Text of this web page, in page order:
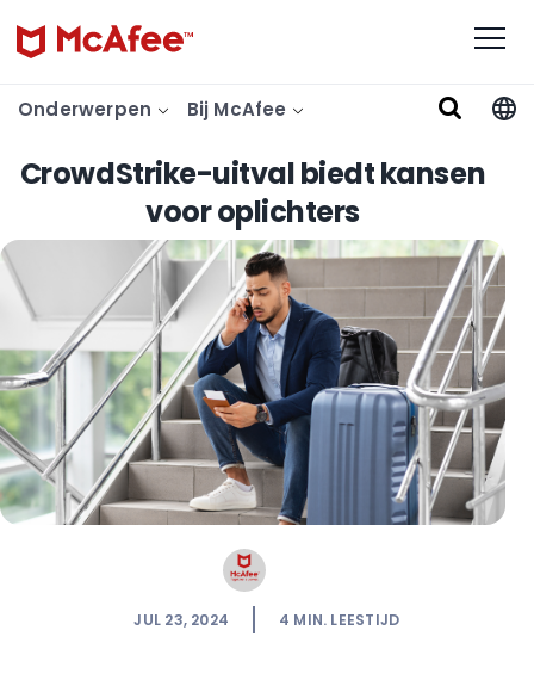
Onderwerpen Bij McAfee
CrowdStrike-uitval biedt kansen
voor oplichters
JUL 23, 2024 4 MIN. LEESTIJD